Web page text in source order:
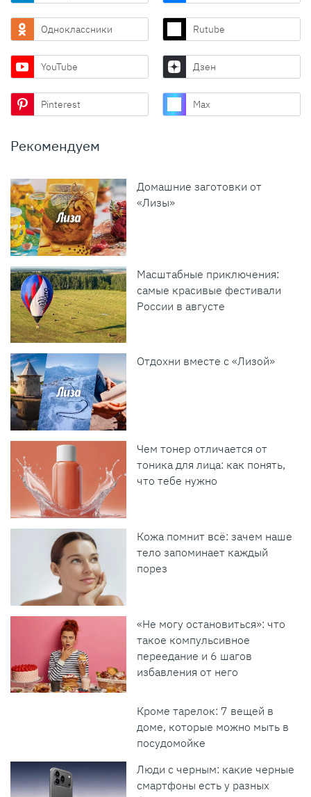
Одноклассники Rutube
YouTube Дзен
Pinterest Max
Рекомендуем
Домашние заготовки от
«Лизы»
Масштабные приключения:
самые красивые фестивали
России в августе
Отдохни вместе с «Лизой»
Чем тонер отличается от
тоника для лица: как понять,
что тебе нужно
Кожа помнит всё: зачем наше
тело запоминает каждый
порез
«Не могу остановиться»: что
такое компульсивное
переедание и 6 шагов
избавления от него
Кроме тарелок: 7 вещей в
доме, которые можно мыть в
посудомойке
Люди с черным: какие черные
смартфоны есть у разных